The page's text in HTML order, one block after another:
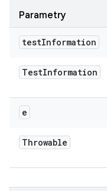
Parametry
testInformation
TestInformation
e
Throwable